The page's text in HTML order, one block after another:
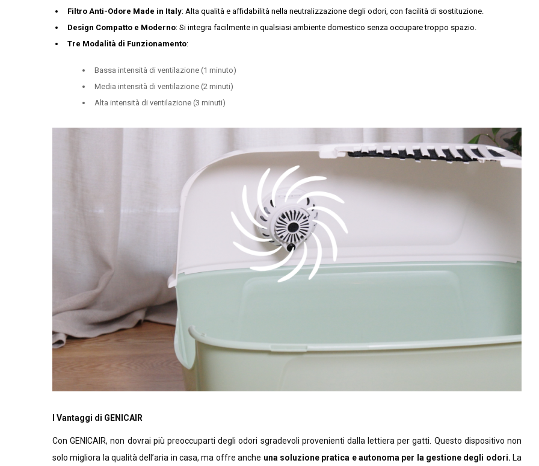
Filtro Anti-Odore Made in Italy: Alta qualità e affidabilità nella neutralizzazione degli odori, con facilità di sostituzione.
Design Compatto e Moderno: Si integra facilmente in qualsiasi ambiente domestico senza occupare troppo spazio.
Tre Modalità di Funzionamento:
Bassa intensità di ventilazione (1 minuto)
Media intensità di ventilazione (2 minuti)
Alta intensità di ventilazione (3 minuti)
I Vantaggi di GENICAIR
Con GENICAIR, non dovrai più preoccuparti degli odori sgradevoli provenienti dalla lettiera per gatti. Questo dispositivo non
solo migliora la qualità dell’aria in casa, ma offre anche una soluzione pratica e autonoma per la gestione degli odori. La